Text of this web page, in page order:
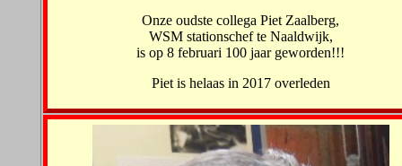
Onze oudste collega Piet Zaalberg,
WSM stationschef te Naaldwijk,
is op 8 februari 100 jaar geworden!!!
Piet is helaas in 2017 overleden